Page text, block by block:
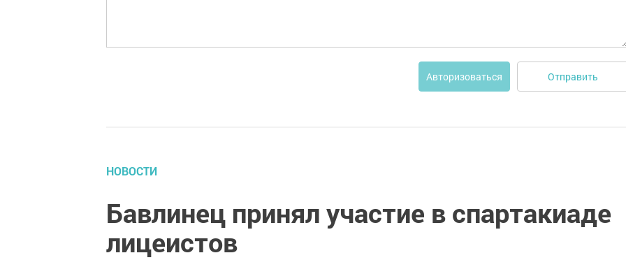
Авторизоваться Отправить
НОВОСТИ
Бавлинец принял участие в спартакиаде
лицеистов